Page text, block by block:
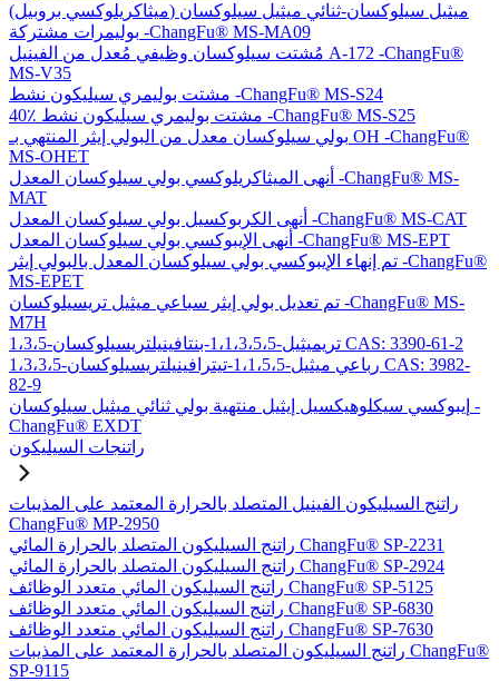
(ميثاكريلوكسي بروبيل) ميثيل سيلوكسان-ثنائي ميثيل سيلوكسان
بوليمرات مشتركة -ChangFu® MS-MA09
مُشتت سيلوكسان وظيفي مُعدل من الفينيل A-172 -ChangFu®
MS-V35
مشتت بوليمري سيليكون نشط -ChangFu® MS-S24
40٪ مشتت بوليمري سيليكون نشط -ChangFu® MS-S25
بولي سيلوكسان معدل من البولي إيثر المنتهي بـ OH -ChangFu®
MS-OHET
أنهى الميثاكريلوكسي بولي سيلوكسان المعدل -ChangFu® MS-
MAT
أنهى الكربوكسيل بولي سيلوكسان المعدل -ChangFu® MS-CAT
أنهى الإيبوكسي بولي سيلوكسان المعدل -ChangFu® MS-EPT
تم إنهاء الإيبوكسي بولي سيلوكسان المعدل بالبولي إيثر -ChangFu®
MS-EPET
تم تعديل بولي إيثر سباعي ميثيل تريسيلوكسان -ChangFu® MS-
M7H
1،3،5-تريميثيل-1،1،3،5،5-بنتافينيلتريسيلوكسان CAS: 3390-61-2
1،3،3،5-رباعي ميثيل-1،1،5،5-تيترافينيلتريسيلوكسان CAS: 3982-
82-9
إيبوكسي سيكلوهيكسيل إيثيل منتهية بولي ثنائي ميثيل سيلوكسان -
ChangFu® EXDT
راتنجات السيليكون
راتنج السيليكون الفينيل المتصلد بالحرارة المعتمد على المذيبات
ChangFu® MP-2950
راتنج السيليكون المتصلد بالحرارة المائي ChangFu® SP-2231
راتنج السيليكون المتصلد بالحرارة المائي ChangFu® SP-2924
راتنج السيليكون المائي متعدد الوظائف ChangFu® SP-5125
راتنج السيليكون المائي متعدد الوظائف ChangFu® SP-6830
راتنج السيليكون المائي متعدد الوظائف ChangFu® SP-7630
راتنج السيليكون المتصلد بالحرارة المعتمد على المذيبات ChangFu®
SP-9115